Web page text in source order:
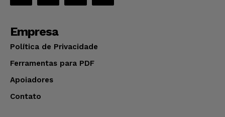
Empresa
Política de Privacidade
Ferramentas para PDF
Apoiadores
Contato